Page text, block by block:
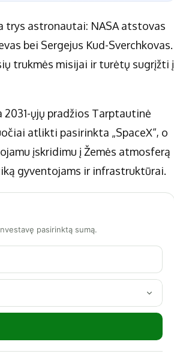
astronautai: NASA atstovas
bei Sergejus Kud-Sverchkovas.
trukmės misijai ir turėtų sugrįžti į
2031-ųjų pradžios Tarptautinė
atlikti pasirinkta „SpaceX“, o
įskridimu į Žemės atmosferą
gyventojams ir infrastruktūrai.